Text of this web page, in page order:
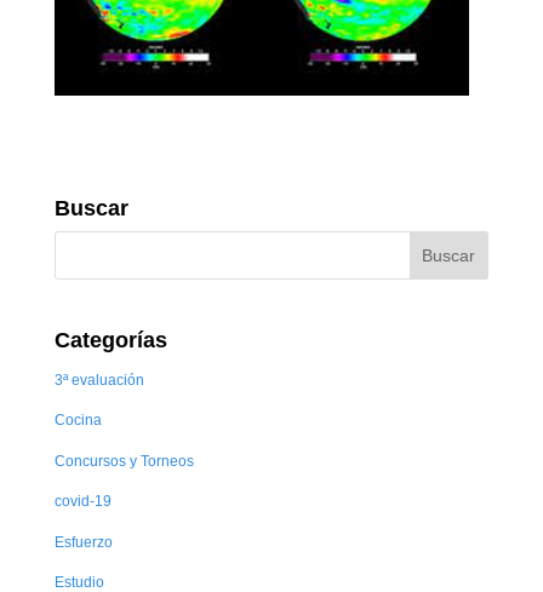
Buscar
Categorías
3ª evaluación
Cocina
Concursos y Torneos
covid-19
Esfuerzo
Estudio